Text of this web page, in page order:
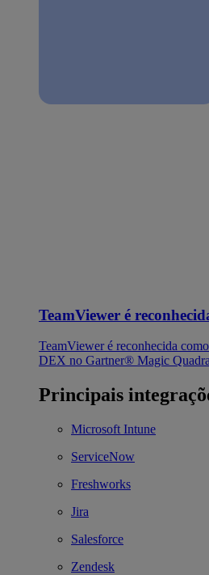
TeamViewer é
TeamViewer é reconhecida
DEX no Gartner® Magic
Principais
Microsoft Intune
ServiceNow
Freshworks
Jira
Salesforce
Zendesk